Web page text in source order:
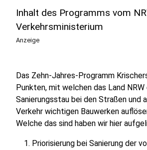
Inhalt des Programms vom
Verkehrsministerium
Anzeige
Das Zehn-Jahres-Programm
Punkten, mit welchen das Land NRW
Sanierungsstau bei den Straßen und
Verkehr wichtigen Bauwerken
Welche das sind haben wir hier
Priorisierung bei Sanierung der